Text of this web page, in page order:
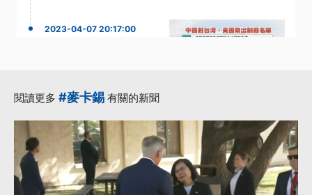
2023-04-07 20:17:00
台美關係 ·
美國眾議院議長·蔡總統
蔡英文出訪·
更多...
閱讀更多 #麥卡錫 有關的新聞